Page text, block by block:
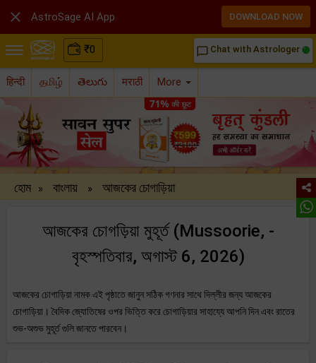
₹0 chat_bubble_outline Chat with Astrologer
हिन्दी தமிழ் తెలుగు मराठी More
হোম » বাংলায় » আজকের চোগাড়িয়া
আজকের চোগড়িয়া মুহূর্ত (Mussoorie, -
বৃহস্পতিবার, অগাস্ট 6, 2026)
আজকের চোগাড়িয়া নামক এই পৃষ্ঠাতে জানুন সঠিক গণনার সাথে দিল্লীর জন্য আজকের
চোগাড়িয়া। বৈদিক জ্যোতিষের ওপর ভিত্তি করে চোগাড়িয়ার সাহায্যে আপনি দিন এবং রাতের
শুভ-অশুভ মুহূর্ত গুলি জানতে পারবেন।
 AstroSage AI App DOWNLOAD NOW